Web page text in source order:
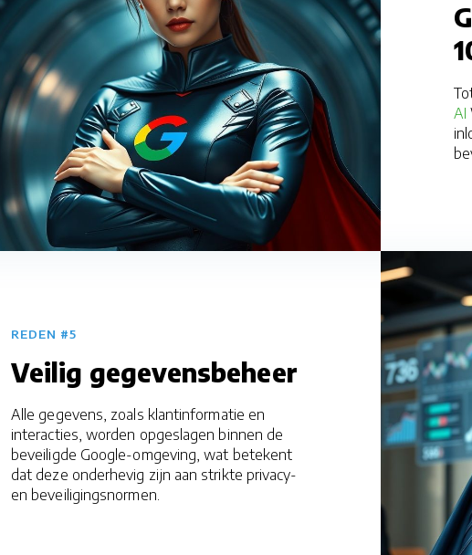
AI
REDEN #5
Veilig gegevensbeheer
Alle gegevens, zoals klantinformatie en
interacties, worden opgeslagen binnen de
beveiligde Google-omgeving, wat betekent
dat deze onderhevig zijn aan strikte privacy-
en beveiligingsnormen.